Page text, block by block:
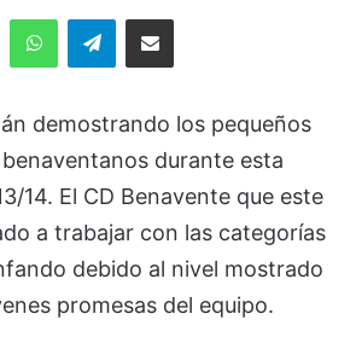
Telegram
demostrando los pequeños
durante esta
14. El CD Benavente que este
a trabajar con las categorías
debido al nivel mostrado
promesas del equipo.